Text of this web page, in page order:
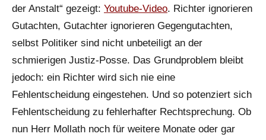
der Anstalt“ gezeigt: Youtube-Video. Richter ignorieren
Gutachten, Gutachter ignorieren Gegengutachten,
selbst Politiker sind nicht unbeteiligt an der
schmierigen Justiz-Posse. Das Grundproblem bleibt
jedoch: ein Richter wird sich nie eine
Fehlentscheidung eingestehen. Und so potenziert sich
Fehlentscheidung zu fehlerhafter Rechtsprechung. Ob
nun Herr Mollath noch für weitere Monate oder gar